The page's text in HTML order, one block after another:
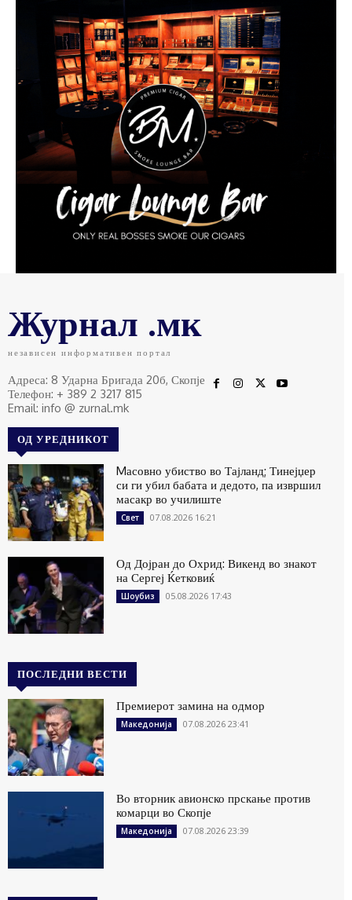
Журнал .мк
независен информативен портал
Адреса: 8 Ударна Бригада 20б, Скопје
Телефон: + 389 2 3217 815
Email: info @ zurnal.mk
ОД УРЕДНИКОТ
Mасовно убиство во Тајланд; Тинејџер
си ги убил бабата и дедото, па извршил
масакр во училиште
Свет 07.08.2026 16:21
Од Дојран до Охрид: Викенд во знакот
на Сергеј Ќетковиќ
Шоубиз 05.08.2026 17:43
ПОСЛЕДНИ ВЕСТИ
Премиерот замина на одмор
Македонија 07.08.2026 23:41
Во вторник авионско прскање против
комарци во Скопје
Македонија 07.08.2026 23:39